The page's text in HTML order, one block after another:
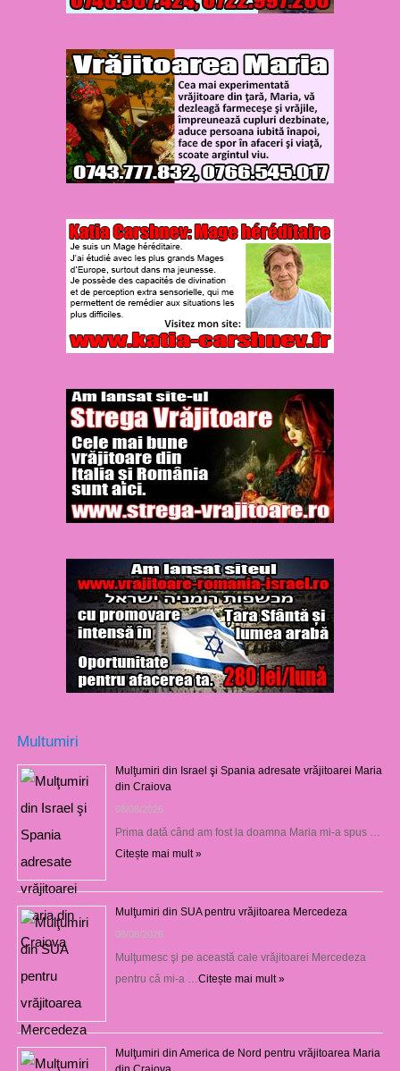
Multumiri
Mulţumiri din Israel şi Spania adresate vrăjitoarei Maria
din Craiova
08/08/2026
Prima dată când am fost la doamna Maria mi-a spus …
Citește mai mult »
Mulţumiri din SUA pentru vrăjitoarea Mercedeza
08/08/2026
Mulţumesc şi pe această cale vrăjitoarei Mercedeza
pentru că mi-a … Citește mai mult »
Mulţumiri din America de Nord pentru vrăjitoarea Maria